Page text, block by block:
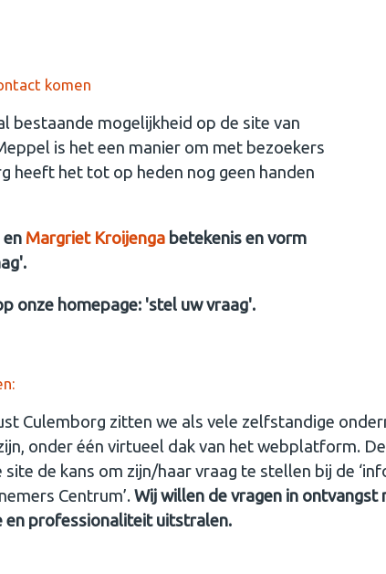
komen
bestaande mogelijkheid op de site van
is het een manier om met bezoekers
heeft het tot op heden nog geen handen
en Margriet Kroijenga betekenis en vorm
onze homepage: 'stel uw vraag'.
Culemborg zitten we als vele zelfstandige
onder één virtueel dak van het webplatform.
de kans om zijn/haar vraag te stellen bij de
Centrum’.Wij willen de vragen in
en professionaliteit uitstralen.